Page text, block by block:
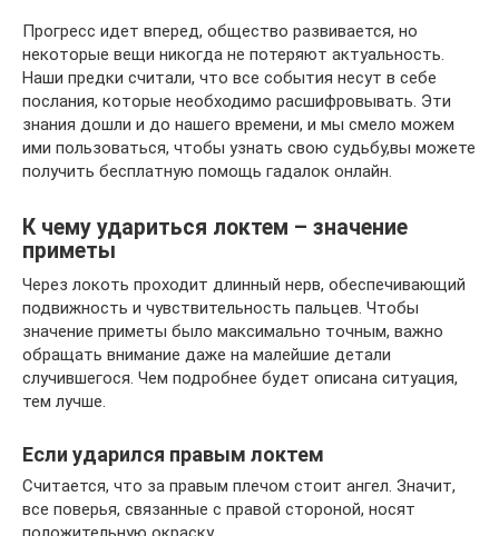
Прогресс идет вперед, общество развивается, но
некоторые вещи никогда не потеряют актуальность.
Наши предки считали, что все события несут в себе
послания, которые необходимо расшифровывать. Эти
знания дошли и до нашего времени, и мы смело можем
ими пользоваться, чтобы узнать свою судьбу,вы можете
получить бесплатную помощь гадалок онлайн.
К чему удариться локтем – значение
приметы
Через локоть проходит длинный нерв, обеспечивающий
подвижность и чувствительность пальцев. Чтобы
значение приметы было максимально точным, важно
обращать внимание даже на малейшие детали
случившегося. Чем подробнее будет описана ситуация,
тем лучше.
Если ударился правым локтем
Считается, что за правым плечом стоит ангел. Значит,
все поверья, связанные с правой стороной, носят